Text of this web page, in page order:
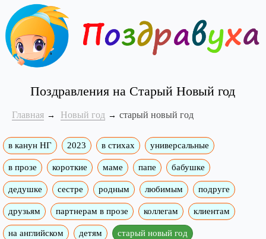
Поздравления на Старый Новый год
Главная Новый год старый новый год
в канун НГ 2023 в стихах универсальные
в прозе короткие маме папе бабушке
дедушке сестре родным любимым подруге
друзьям партнерам в прозе коллегам клиентам
на английском детям старый новый год